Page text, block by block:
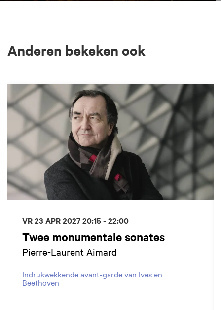
Anderen bekeken ook
Twee monumentale sonates
Pierre-Laurent Aimard
Indrukwekkende avant-garde van Ives en
Beethoven
VR 23 APR 202720:15 - 22:00